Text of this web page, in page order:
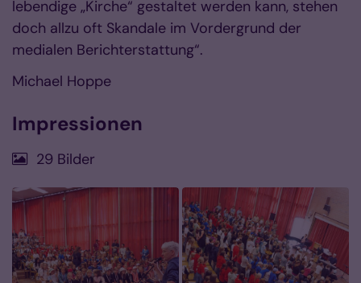
lebendige „Kirche“ gestaltet werden kann, stehen
doch allzu oft Skandale im Vordergrund der
medialen Berichterstattung“.
Michael Hoppe
Impressionen
29 Bilder